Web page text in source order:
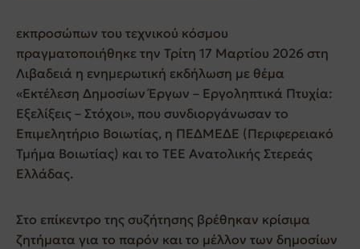
εκπροσώπων του τεχνικού κόσμου
πραγματοποιήθηκε την Τρίτη 17 Μαρτίου 2026 στη
Λιβαδειά η ενημερωτική εκδήλωση με θέμα
«Εκτέλεση Δημοσίων Έργων – Εργοληπτικά Πτυχία:
Εξελίξεις – Στόχοι», που συνδιοργάνωσαν το
Επιμελητήριο Βοιωτίας, η ΠΕΔΜΕΔΕ (Περιφερειακό
Τμήμα Βοιωτίας) και το ΤΕΕ Ανατολικής Στερεάς
Ελλάδας.
Στο επίκεντρο της συζήτησης βρέθηκαν κρίσιμα
ζητήματα για το παρόν και το μέλλον των δημοσίων